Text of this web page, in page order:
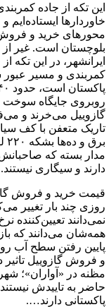
این تکه از جاده
خاوردار‌ها
محور‌های خرید و
بلوچستان است. غیر
ایرانشهر، در این
کمربندی و مسیر
روبروی جایگاه سوخت
گازوییل می‌خرند و
تاریک متعفن با کف
مدار بسته که
دارند و سیگاری نیستند.
قیمت خرید و فروش
روزی چند بار تغییر
نمی‌دانند
همه‌شان می‌دانند که
پایین رفتن سطح آب
و فروش گازوییل تاثیر
مظنه در «آواران»؛
حاضر به تاییدش
پاکستانی دارند….